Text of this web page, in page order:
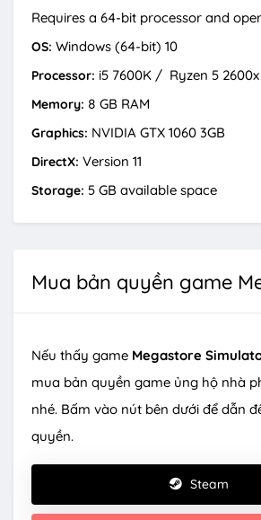
Requires a 64-bit processor and
OS: Windows (64-bit) 10
Processor: i5 7600K / Ryzen 5 2600x
Memory: 8 GB RAM
Graphics: NVIDIA GTX 1060 3GB
DirectX: Version 11
Storage: 5 GB available space
Nếu thấy game Megastore
mua bản quyền game ủng hộ nhà
nhé. Bấm vào nút bên dưới để dẫn
quyền.
Steam